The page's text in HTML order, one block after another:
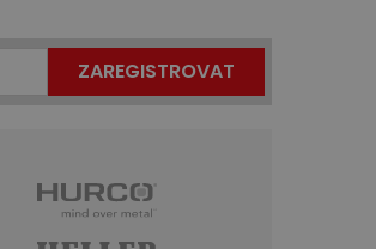
ZAREGISTROVAT